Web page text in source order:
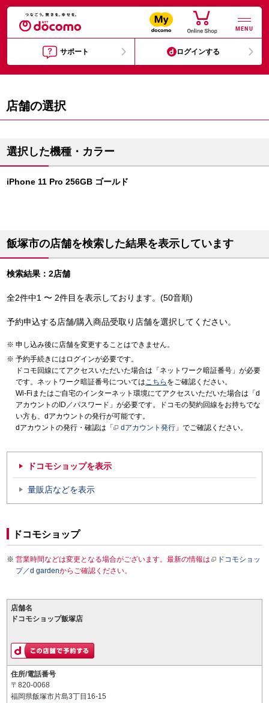
MENU
サポート ログインする
店舗の選択
選択した機種・カラー
iPhone 11 Pro 256GB ゴールド
飯塚市の店舗を検索した結果を表示しています
検索結果：2店舗
全2件中1 〜 2件目を表示しております。(50音順)
予約申込する店舗/購入商品受取り店舗を選択してください。
申し込み後に店舗を変更することはできません。
予約手続きにはログインが必要です。
ドコモ回線にてアクセスいただいた場合は「ネットワーク暗証番号」が必要
です。ネットワーク暗証番号についてはこちら をご確認ください。
Wi-Fiまたはご自宅のインターネット環境にてアクセスいただいた場合は「d
アカウントのID／パスワード」が必要です。ドコモの契約回線をお持ちでな
い方も、dアカウントの発行が可能です。
dアカウントの発行・確認は「
dアカウント発行 」でご確認ください。
ドコモショップを表示
量販店などを表示
ドコモショップ
営業時間などは変更となる場合がございます。最新の情報は
ドコモショッ
プ／d gardenからご確認ください。
店舗名
ドコモショップ飯塚店
住所/電話番号
〒820-0068
福岡県飯塚市片島3丁目16-15